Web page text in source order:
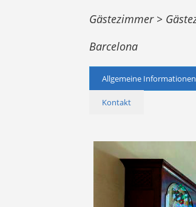
Gästezimmer >
Barcelona
Allgemeine Informationen
Kontakt